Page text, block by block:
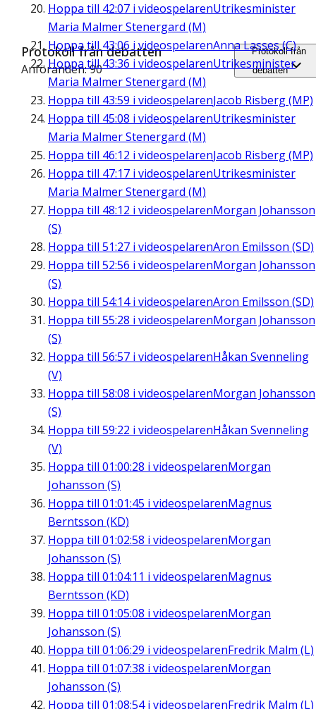
Hoppa till 42:07 i videospelarenUtrikesminister
Maria Malmer Stenergard (M)
Hoppa till 43:06 i videospelarenAnna Lasses (C)
Hoppa till43:36 i videospelarenUtrikesminister
Maria Malmer Stenergard (M)
Hoppa till 43:59 i videospelarenJacob Risberg (MP)
Hoppa till 45:08 i videospelarenUtrikesminister
Maria Malmer Stenergard (M)
Hoppa till 46:12 i videospelarenJacob Risberg (MP)
Hoppa till 47:17 i videospelarenUtrikesminister
Maria Malmer Stenergard (M)
Hoppa till 48:12 i videospelarenMorgan Johansson
(S)
Hoppa till 51:27 i videospelarenAron Emilsson (SD)
Hoppa till 52:56 i videospelarenMorgan Johansson
(S)
Hoppa till 54:14i videospelarenAron Emilsson (SD)
Hoppa till 55:28 i videospelarenMorgan Johansson
(S)
Hoppa till 56:57 i videospelarenHåkan Svenneling
(V)
Hoppa till 58:08 i videospelarenMorgan Johansson
(S)
Hoppa till 59:22 i videospelarenHåkan Svenneling
(V)
Hoppa till 01:00:28 i videospelarenMorgan
Johansson (S)
Hoppa till 01:01:45 i videospelarenMagnus
Berntsson (KD)
Hoppa till 01:02:58 i videospelarenMorgan
Johansson (S)
Hoppa till 01:04:11 i videospelarenMagnus
Berntsson (KD)
Hoppa till 01:05:08 i videospelarenMorgan
Johansson (S)
Hoppa till 01:06:29 i videospelarenFredrik Malm (L)
Hoppa till 01:07:38 i videospelarenMorgan
Johansson (S)
Hoppa till 01:08:54i videospelarenFredrik Malm (L)
Protokoll från debatten
Anföranden: 90
Protokoll från
debatten